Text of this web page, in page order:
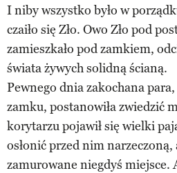
I niby wszystko było w
czaiło się Zło. Owo Zło pod
zamieszkało pod zamkiem,
świata żywych solidną ścianą.
Pewnego dnia zakochana
zamku, postanowiła zwiedzić
korytarzu pojawił się wielki
osłonić przed nim narzeczoną,
zamurowane niegdyś miejsce.